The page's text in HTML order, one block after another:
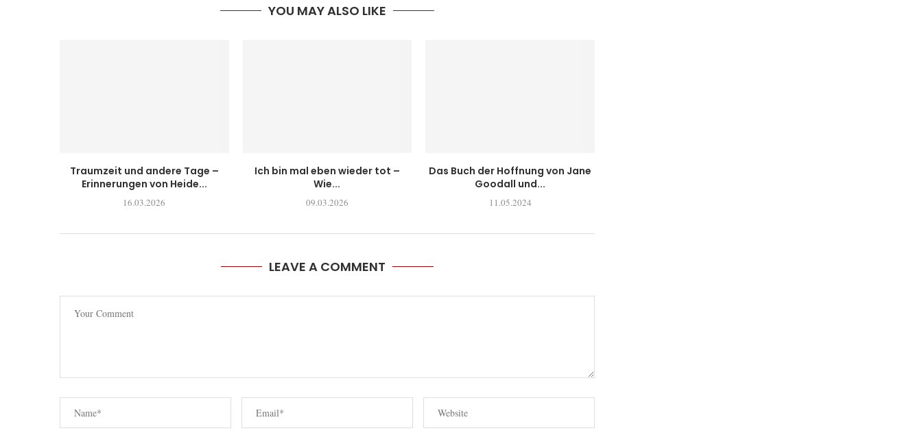
YOU MAY ALSO LIKE
Traumzeit und andere Tage –
Erinnerungen von Heide...
16.03.2026
Ich bin mal eben wieder tot –
Wie...
09.03.2026
Das Buch der Hoffnung von Jane
Goodall und...
11.05.2024
LEAVE A COMMENT